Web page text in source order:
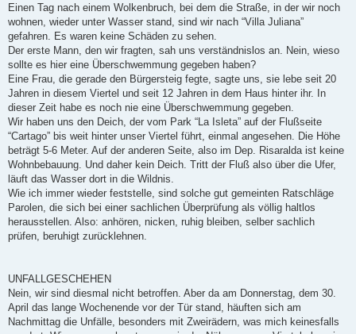
Einen Tag nach einem Wolkenbruch, bei dem die Straße, in der wir noch
wohnen, wieder unter Wasser stand, sind wir nach “Villa Juliana”
gefahren. Es waren keine Schäden zu sehen.
Der erste Mann, den wir fragten, sah uns verständnislos an. Nein, wieso
sollte es hier eine Überschwemmung gegeben haben?
Eine Frau, die gerade den Bürgersteig fegte, sagte uns, sie lebe seit 20
Jahren in diesem Viertel und seit 12 Jahren in dem Haus hinter ihr. In
dieser Zeit habe es noch nie eine Überschwemmung gegeben.
Wir haben uns den Deich, der vom Park “La Isleta” auf der Flußseite
“Cartago” bis weit hinter unser Viertel führt, einmal angesehen. Die Höhe
beträgt 5-6 Meter. Auf der anderen Seite, also im Dep. Risaralda ist keine
Wohnbebauung. Und daher kein Deich. Tritt der Fluß also über die Ufer,
läuft das Wasser dort in die Wildnis.
Wie ich immer wieder feststelle, sind solche gut gemeinten Ratschläge
Parolen, die sich bei einer sachlichen Überprüfung als völlig haltlos
herausstellen. Also: anhören, nicken, ruhig bleiben, selber sachlich
prüfen, beruhigt zurücklehnen.
UNFALLGESCHEHEN
Nein, wir sind diesmal nicht betroffen. Aber da am Donnerstag, dem 30.
April das lange Wochenende vor der Tür stand, häuften sich am
Nachmittag die Unfälle, besonders mit Zweirädern, was mich keinesfalls